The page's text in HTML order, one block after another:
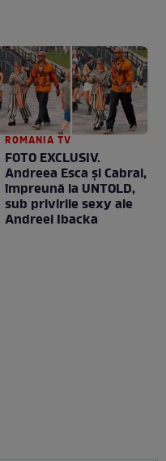
ROMANIA TV
FOTO EXCLUSIV.
Andreea Esca şi Cabral,
împreună la UNTOLD,
sub privirile sexy ale
Andreei Ibacka